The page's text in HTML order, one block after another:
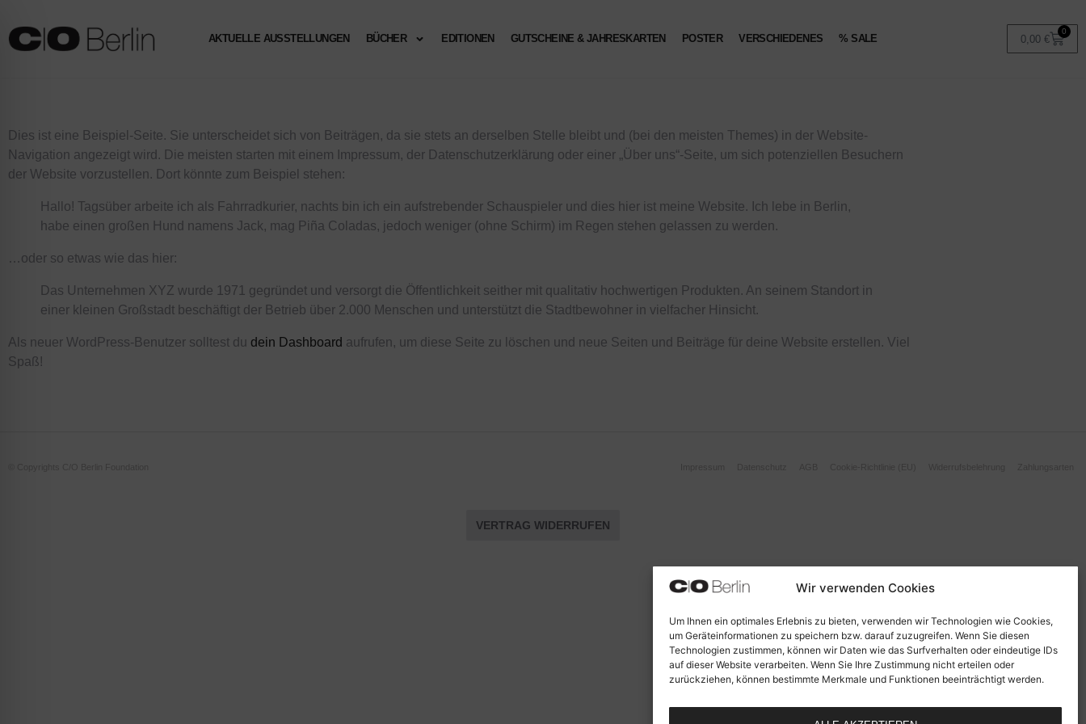
Wir verwenden Cookies
Um Ihnen ein optimales Erlebnis zu bieten, verwenden wir Technologien wie Cookies,
um Geräteinformationen zu speichern bzw. darauf zuzugreifen. Wenn Sie diesen
Technologien zustimmen, können wir Daten wie das Surfverhalten oder eindeutige IDs
auf dieser Website verarbeiten. Wenn Sie Ihre Zustimmung nicht erteilen oder
zurückziehen, können bestimmte Merkmale und Funktionen beeinträchtigt werden.
AKTUELLE AUSSTELLUNGEN BÜCHER EDITIONEN GUTSCHEINE & JAHRESKARTEN POSTER VERSCHIEDENES % SALE 0,00 €
0
Dies ist eine Beispiel-Seite. Sie unterscheidet sich von Beiträgen, da sie stets an derselben Stelle bleibt und (bei den meisten Themes) in der Website-
Navigation angezeigt wird. Die meisten starten mit einem Impressum, der Datenschutzerklärung oder einer „Über uns“-Seite, um sich potenziellen Besuchern
der Website vorzustellen. Dort könnte zum Beispiel stehen:
Hallo! Tagsüber arbeite ich als Fahrradkurier, nachts bin ich ein aufstrebender Schauspieler und dies hier ist meine Website. Ich lebe in Berlin,
habe einen großen Hund namens Jack, mag Piña Coladas, jedoch weniger (ohne Schirm) im Regen stehen gelassen zu werden.
…oder so etwas wie das hier:
Das Unternehmen XYZ wurde 1971 gegründet und versorgt die Öffentlichkeit seither mit qualitativ hochwertigen Produkten. An seinem Standort in
einer kleinen Großstadt beschäftigt der Betrieb über 2.000 Menschen und unterstützt die Stadtbewohner in vielfacher Hinsicht.
Als neuer WordPress-Benutzer solltest du dein Dashboard aufrufen, um diese Seite zu löschen und neue Seiten und Beiträge für deine Website erstellen. Viel
Spaß!
VERTRAG WIDERRUFEN